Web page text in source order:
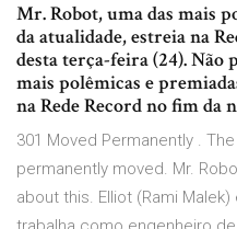
Mr. Robot, uma das mais
da atualidade, estreia na
desta terça-feira (24). Não
mais polêmicas e
na Rede Record no fim da
301 Moved Permanently .
permanently moved. Mr.
about this. Elliot (Rami